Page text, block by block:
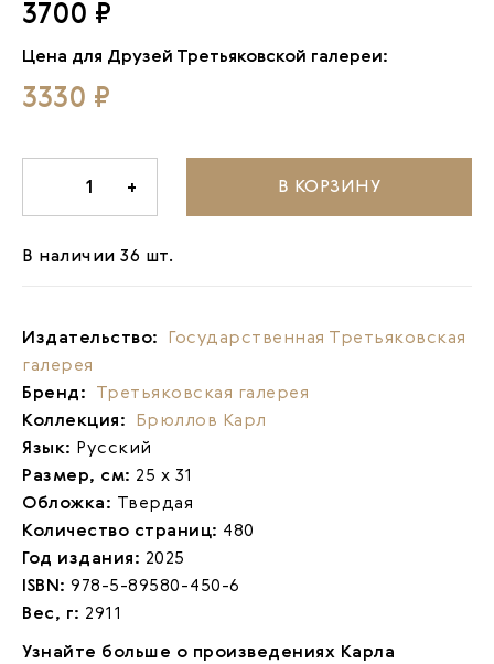
3700 ₽
Цена для Друзей Третьяковской галереи:
3330 ₽
1 + В КОРЗИНУ
В наличии 36 шт.
Издательство: Государственная Третьяковская
галерея
Бренд: Третьяковская галерея
Коллекция: Брюллов Карл
Язык: Русский
Размер, см: 25 х 31
Обложка: Твердая
Количество страниц: 480
Год издания: 2025
ISBN: 978-5-89580-450-6
Вес, г: 2911
Узнайте больше о произведениях Карла